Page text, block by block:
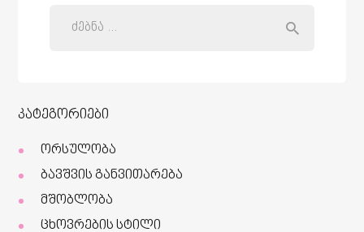
კატეგორიები
ორსულობა
ბავშვის განვითარება
მშობლობა
ცხოვრების სტილი